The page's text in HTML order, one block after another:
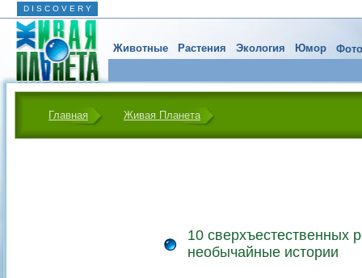
D I S C O V E R Y
Животные Растения Экология Юмор
Главная Живая Планета
10 сверхъестественных
необычайные истории